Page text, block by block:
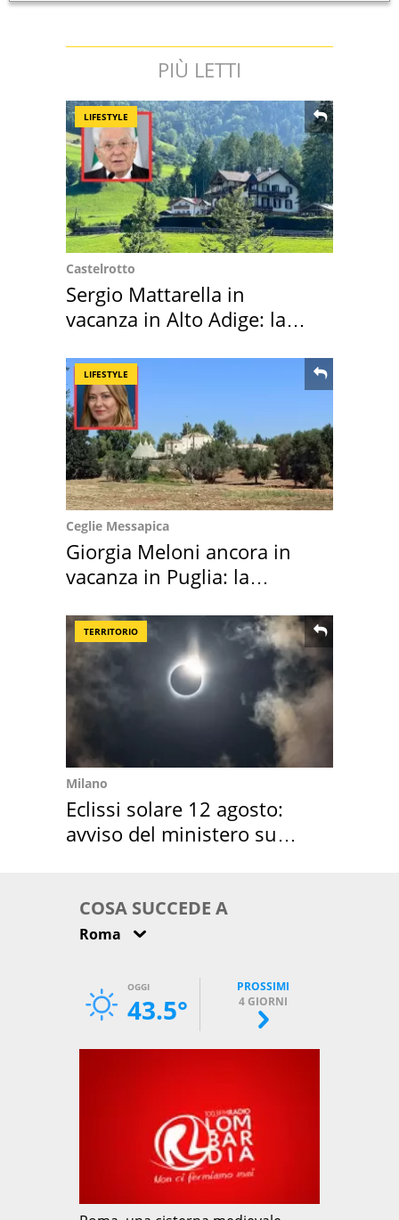
PIÙ LETTI
LIFESTYLE
Castelrotto
Sergio Mattarella in
vacanza in Alto Adige: la
LIFESTYLE
Ceglie Messapica
Giorgia Meloni ancora in
vacanza in Puglia: la
TERRITORIO
Milano
Eclissi solare 12 agosto:
avviso del ministero su